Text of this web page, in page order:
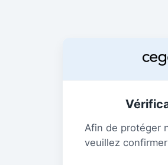
Afin de protéger
veuillez